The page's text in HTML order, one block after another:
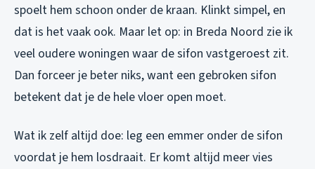
spoelt hem schoon onder de kraan. Klinkt simpel, en
dat is het vaak ook. Maar let op: in Breda Noord zie ik
veel oudere woningen waar de sifon vastgeroest zit.
Dan forceer je beter niks, want een gebroken sifon
betekent dat je de hele vloer open moet.
Wat ik zelf altijd doe: leg een emmer onder de sifon
voordat je hem losdraait. Er komt altijd meer vies